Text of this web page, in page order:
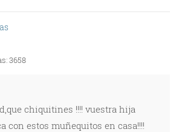
3658
chiquitines !!!! vuestra hija
con estos muñequitos en casa!!!!